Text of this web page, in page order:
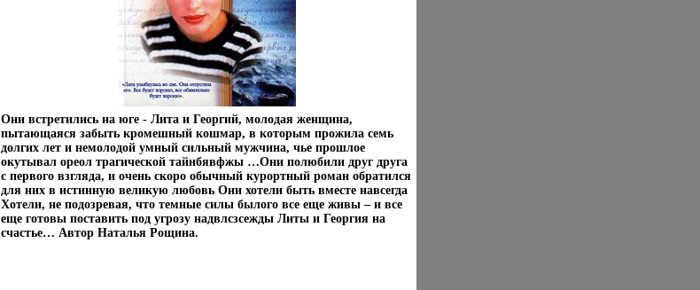
Они встретились на юге - Лита и Георгий, молодая женщина,
пытающаяся забыть кромешный кошмар, в которым прожила семь
долгих лет и немолодой умный сильный мужчина, чье прошлое
окутывал ореол трагической тайнбявфжы …Они полюбили друг друга
с первого взгляда, и очень скоро обычный курортный роман обратился
для них в истинную великую любовь Они хотели быть вместе навсегда
Хотели, не подозревая, что темные силы былого все еще живы – и все
еще готовы поставить под угрозу надвлсзсежды Литы и Георгия на
счастье… Автор Наталья Рощина.